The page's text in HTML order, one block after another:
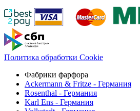
Политика обработки Cookie
Фабрики фарфора
Ackermann & Fritze - Германия
Rosenthal - Германия
Karl Ens - Германия